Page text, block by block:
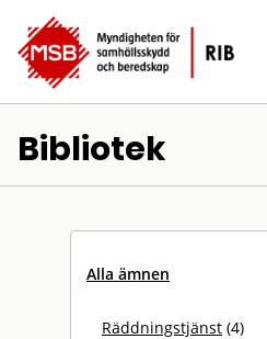
Bibliotek
Alla ämnen
Räddningstjänst (4)